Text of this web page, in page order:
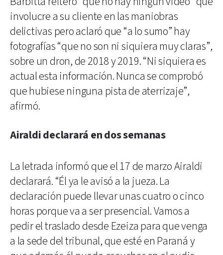
involucre a su cliente en las maniobras
delictivas pero aclaró que “a lo sumo” hay
fotografías “que no son ni siquiera muy claras”,
sobre un dron, de 2018 y 2019. “Ni siquiera es
actual esta información. Nunca se comprobó
que hubiese ninguna pista de aterrizaje”,
afirmó.
Airaldi declarará en dos semanas
La letrada informó que el 17 de marzo Airaldi
declarará. “Él ya le avisó a la jueza. La
declaración puede llevar unas cuatro o cinco
horas porque va a ser presencial. Vamos a
pedir el traslado desde Ezeiza para que venga
a la sede del tribunal, que esté en Paraná y